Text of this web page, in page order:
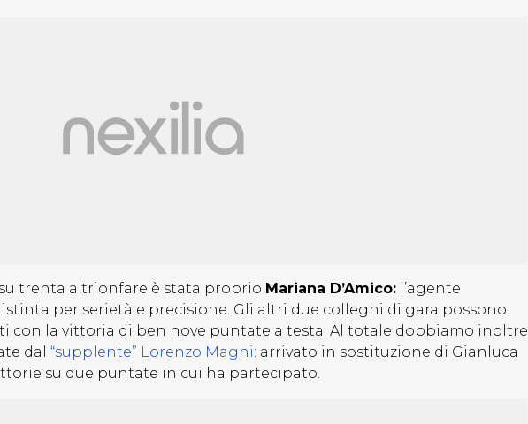
su trenta a trionfare è stata proprio Mariana D’Amico: l’agente
per serietà e precisione. Gli altri due colleghi di gara possono
con la vittoria di ben nove puntate a testa. Al totale dobbiamo inoltre
dal “supplente” Lorenzo Magni: arrivato in sostituzione di Gianluca
su due puntate in cui ha partecipato.